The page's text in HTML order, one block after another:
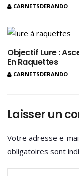
CARNETSDERANDO
Objectif Lure :
En Raquettes
CARNETSDERANDO
Laisser un
Votre adresse e-
obligatoires sont